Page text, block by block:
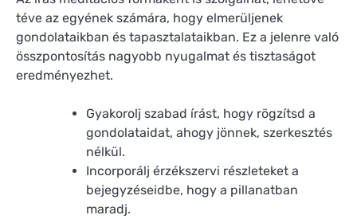
téve az egyének számára, hogy elmerüljenek
gondolataikban és tapasztalataikban. Ez a jelenre való
összpontosítás nagyobb nyugalmat és tisztaságot
eredményezhet.
Gyakorolj szabad írást, hogy rögzítsd a
gondolataidat, ahogy jönnek, szerkesztés
nélkül.
Incorporálj érzékszervi részleteket a
bejegyzéseidbe, hogy a pillanatban
maradj.